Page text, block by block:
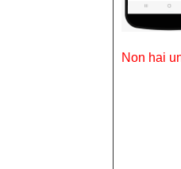
Non hai